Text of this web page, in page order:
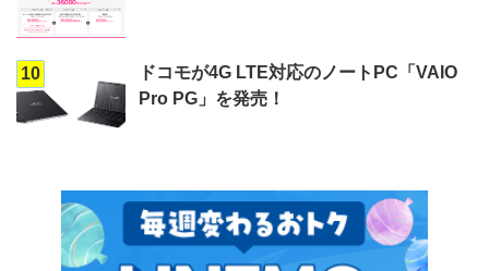
10
ドコモが4G LTE対応のノートPC「VAIO
Pro PG」を発売！